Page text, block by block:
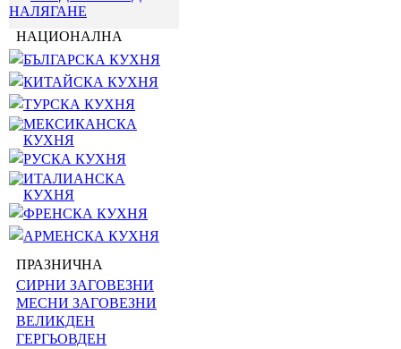
НАЛЯГАНЕ
НАЦИОНАЛНА
БЪЛГАРСКА КУХНЯ
КИТАЙСКА КУХНЯ
ТУРСКА КУХНЯ
МЕКСИКАНСКА
КУХНЯ
РУСКА КУХНЯ
ИТАЛИАНСКА
КУХНЯ
ФРЕНСКА КУХНЯ
АРМЕНСКА КУХНЯ
ПРАЗНИЧНА
СИРНИ ЗАГОВЕЗНИ
МЕСНИ ЗАГОВЕЗНИ
ВЕЛИКДЕН
ГЕРГЬОВДЕН